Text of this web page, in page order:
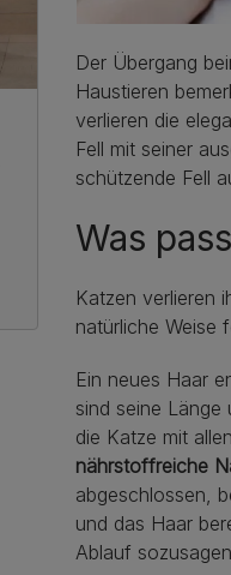
Der Übergang
Haustieren
verlieren die
Fell mit seiner
schützende Fell
Was
Katzen verlieren
natürliche Weise
Ein neues Haar
sind seine Länge
die Katze mit
nährstoffreiche
abgeschlossen,
und das Haar
Ablauf sozusagen